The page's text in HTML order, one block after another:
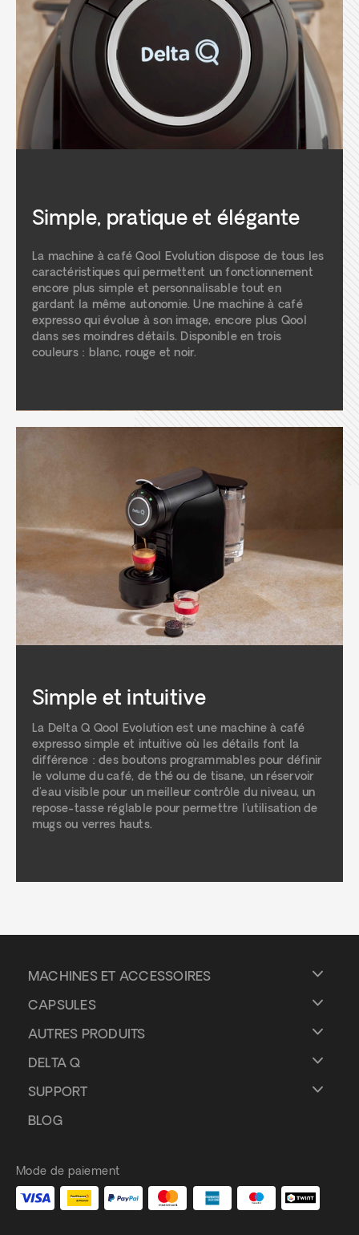
Simple, pratique et élégante
La machine à café Qool Evolution dispose de tous les
caractéristiques qui permettent un fonctionnement
encore plus simple et personnalisable tout en
gardant la même autonomie. Une machine à café
expresso qui évolue à son image, encore plus Qool
dans ses moindres détails. Disponible en trois
couleurs : blanc, rouge et noir.
Simple et intuitive
La Delta Q Qool Evolution est une machine à café
expresso simple et intuitive où les détails font la
différence : des boutons programmables pour définir
le volume du café, de thé ou de tisane, un réservoir
d'eau visible pour un meilleur contrôle du niveau, un
repose-tasse réglable pour permettre l'utilisation de
mugs ou verres hauts.
MACHINES ET ACCESSOIRES
CAPSULES
AUTRES PRODUITS
DELTA Q
SUPPORT
BLOG
Mode de paiement